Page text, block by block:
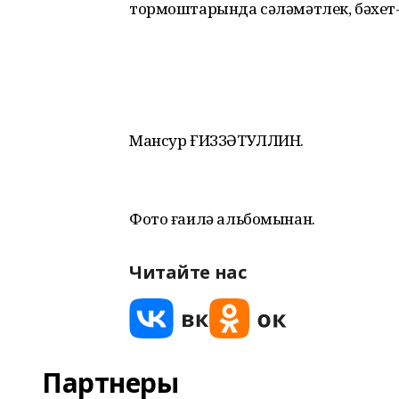
тормоштарында сәләмәтлек,
Мансур ҒИЗЗӘТУЛЛИН.
Фото ғаилә альбомынан.
Читайте нас
Партнеры